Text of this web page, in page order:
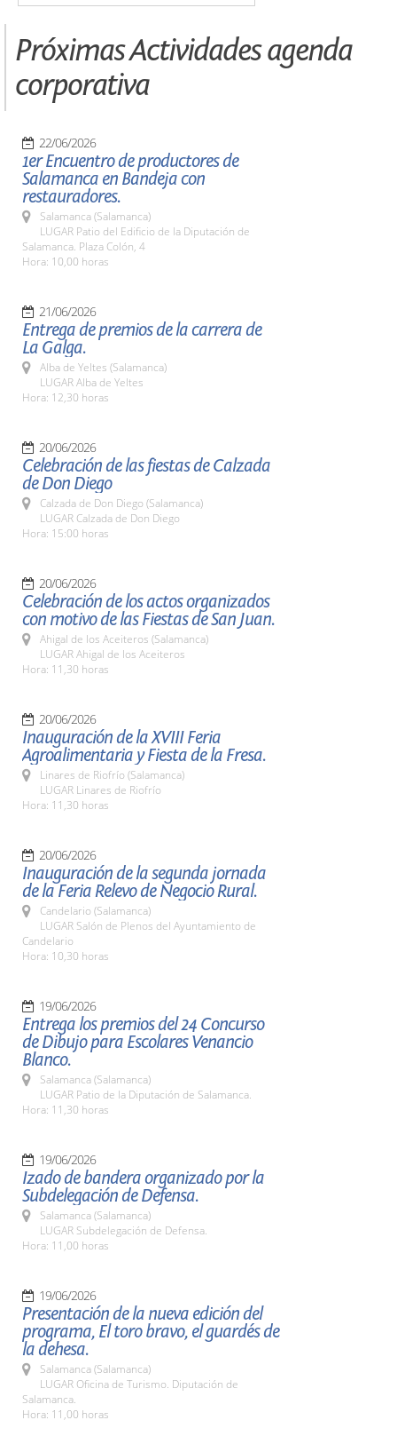
Próximas Actividades agenda
corporativa
22/06/2026
1er Encuentro de productores de
Salamanca en Bandeja con
restauradores.
Salamanca (Salamanca)
LUGAR Patio del Edificio de la Diputación de
Salamanca. Plaza Colón, 4
Hora: 10,00 horas
21/06/2026
Entrega de premios de la carrera de
La Galga.
Alba de Yeltes (Salamanca)
LUGAR Alba de Yeltes
Hora: 12,30 horas
20/06/2026
Celebración de las fiestas de Calzada
de Don Diego
Calzada de Don Diego (Salamanca)
LUGAR Calzada de Don Diego
Hora: 15:00 horas
20/06/2026
Celebración de los actos organizados
con motivo de las Fiestas de San Juan.
Ahigal de los Aceiteros (Salamanca)
LUGAR Ahigal de los Aceiteros
Hora: 11,30 horas
20/06/2026
Inauguración de la XVIII Feria
Agroalimentaria y Fiesta de la Fresa.
Linares de Riofrío (Salamanca)
LUGAR Linares de Riofrío
Hora: 11,30 horas
20/06/2026
Inauguración de la segunda jornada
de la Feria Relevo de Negocio Rural.
Candelario (Salamanca)
LUGAR Salón de Plenos del Ayuntamiento de
Candelario
Hora: 10,30 horas
19/06/2026
Entrega los premios del 24 Concurso
de Dibujo para Escolares Venancio
Blanco.
Salamanca (Salamanca)
LUGAR Patio de la Diputación de Salamanca.
Hora: 11,30 horas
19/06/2026
Izado de bandera organizado por la
Subdelegación de Defensa.
Salamanca (Salamanca)
LUGAR Subdelegación de Defensa.
Hora: 11,00 horas
19/06/2026
Presentación de la nueva edición del
programa, El toro bravo, el guardés de
la dehesa.
Salamanca (Salamanca)
LUGAR Oficina de Turismo. Diputación de
Salamanca.
Hora: 11,00 horas